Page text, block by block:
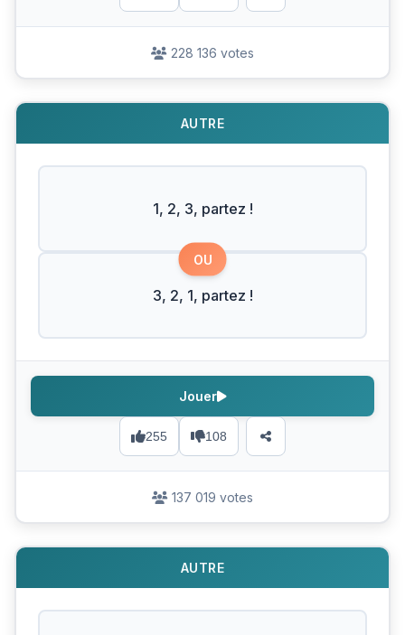
228 136 votes
AUTRE
1, 2, 3, partez !
OU
3, 2, 1, partez !
255 108
Jouer
137 019 votes
AUTRE